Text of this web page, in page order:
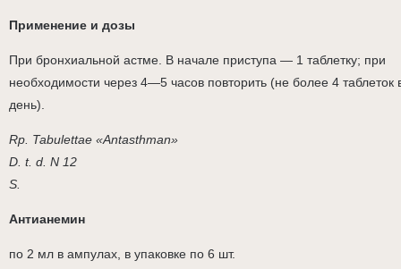
Применение и дозы
При бронхиальной астме. В начале приступа — 1 таблетку; при
необходимости через 4—5 часов повторить (не более 4 таблеток
день).
Rp. Tabulettae «Antasthman»
D. t. d. N 12
S.
Антианемин
по 2 мл в ампулах, в упаковке по 6 шт.